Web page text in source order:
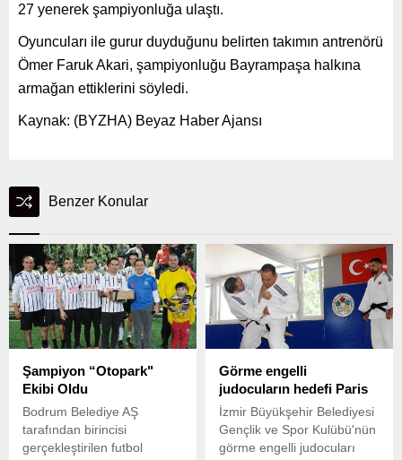
27 yenerek şampiyonluğa ulaştı.
Oyuncuları ile gurur duyduğunu belirten takımın antrenörü
Ömer Faruk Akari, şampiyonluğu Bayrampaşa halkına
armağan ettiklerini söyledi.
Kaynak: (BYZHA) Beyaz Haber Ajansı
Benzer Konular
Şampiyon “Otopark"
Ekibi Oldu
Bodrum Belediye AŞ
tarafından birincisi
gerçekleştirilen futbol
Görme engelli
judocuların hedefi Paris
İzmir Büyükşehir Belediyesi
Gençlik ve Spor Kulübü'nün
görme engelli judocuları